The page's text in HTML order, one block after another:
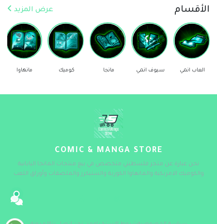
الأقسام عرض المزيد
العاب انمي سيوف انمي مانجا كوميك مانهاوا
COMIC & MANGA STORE
نحن عبارة عن متجر فلسطيني متخصص في بيع منتجات المانجا اليابانية
والكوميك الامريكية والمانهاوا الكورية والستيكرز والملصقات وأوراق اللعب